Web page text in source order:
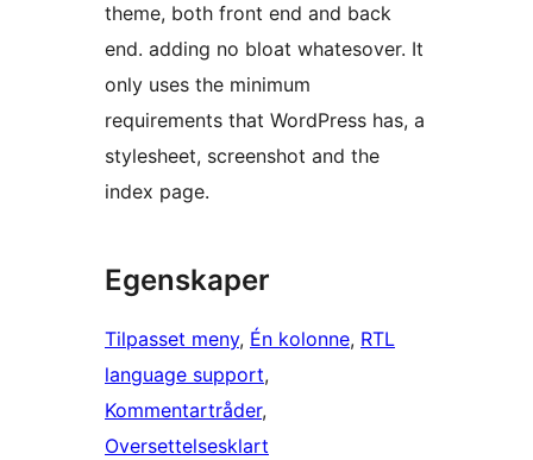
theme, both front end and back
end. adding no bloat whatesover. It
only uses the minimum
requirements that WordPress has, a
stylesheet, screenshot and the
index page.
Egenskaper
Tilpasset meny, Én kolonne, RTL
language support
Kommentartråder
Oversettelsesklart